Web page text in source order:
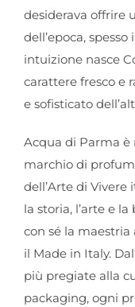
desiderava offrire
dell’epoca,
intuizione nasce
carattere fresco e
e sofisticato
Acqua di Parma
marchio di
dell’Arte di Vivere
la storia, l’arte e
con sé la
il Made in Italy.
più pregiate alla
packaging, ogni